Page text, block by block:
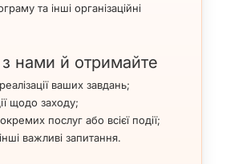
та інші організаційні
з нами й отримайте
ваших завдань;
щодо заходу;
послуг або всієї події;
важливі запитання.